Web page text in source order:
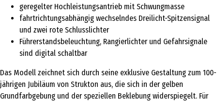
geregelter Hochleistungsantrieb mit Schwungmasse
fahrtrichtungsabhängig wechselndes Dreilicht-Spitzensignal
und zwei rote Schlusslichter
Führerstandsbeleuchtung, Rangierlichter und Gefahrsignale
sind digital schaltbar
Das Modell zeichnet sich durch seine exklusive Gestaltung zum 100-
jährigen Jubiläum von Strukton aus, die sich in der gelben
Grundfarbgebung und der speziellen Beklebung widerspiegelt. Für